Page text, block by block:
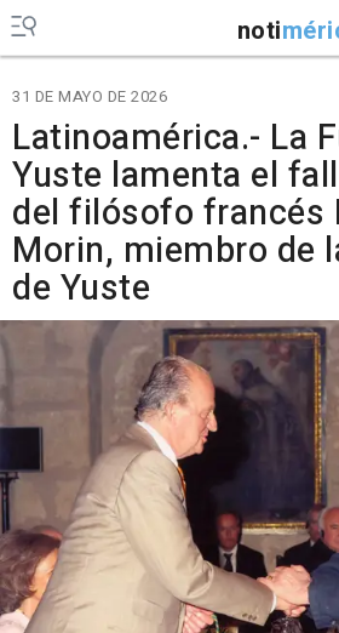
noti
31 DE MAYO DE 2026
Latinoamérica.- La
Yuste lamenta el
del filósofo francés
Morin, miembro de
de Yuste